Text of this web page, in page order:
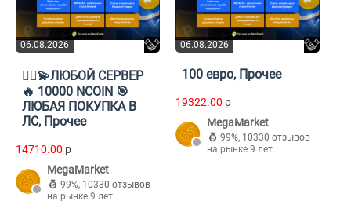
06.08.2026
🔥‍⬛💫ЛЮБОЙ СЕРВЕР
🔥 10000 NCOIN 🎯
ЛЮБАЯ ПОКУПКА В
ЛС, Прочее
14710.00 p
MegaMarket
99%, 10330 отзывов
на рынке 9 лет
06.08.2026
100 евро, Прочее
19322.00 p
MegaMarket
99%, 10330 отзывов
на рынке 9 лет